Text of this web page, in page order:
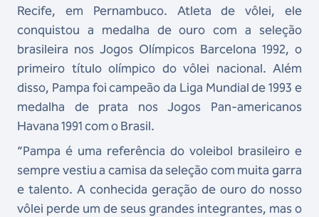
Recife, em Pernambuco. Atleta de vôlei, ele
conquistou a medalha de ouro com a seleção
brasileira nos Jogos Olímpicos Barcelona 1992, o
primeiro título olímpico do vôlei nacional. Além
disso, Pampa foi campeão da Liga Mundial de 1993 e
medalha de prata nos Jogos Pan-americanos
Havana 1991 com o Brasil.
“Pampa é uma referência do voleibol brasileiro e
sempre vestiu a camisa da seleção com muita garra
e talento. A conhecida geração de ouro do nosso
vôlei perde um de seus grandes integrantes, mas o